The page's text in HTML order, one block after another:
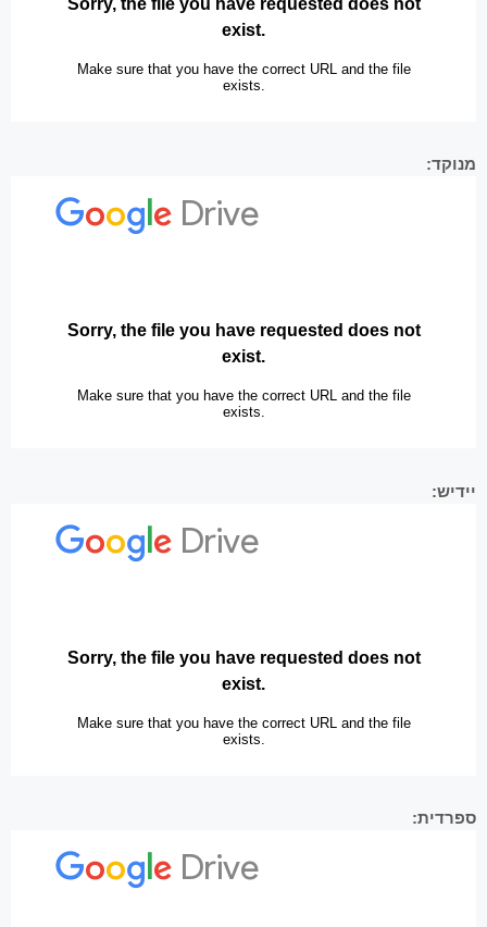
מנוקד:
יידיש:
ספרדית: